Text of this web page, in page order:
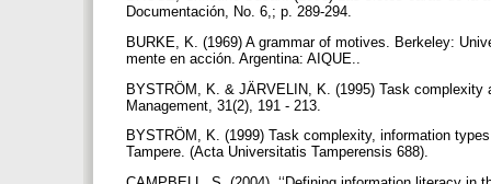
Documentación, No. 6,; p. 289-294.
BURKE, K. (1969) A grammar of motives. Berkeley:
mente en acción. Argentina: AIQUE..
BYSTRÖM, K. & JÄRVELIN, K. (1995) Task
Management, 31(2), 191 - 213.
BYSTRÖM, K. (1999) Task complexity, information
Tampere. (Acta Universitatis Tamperensis 688).